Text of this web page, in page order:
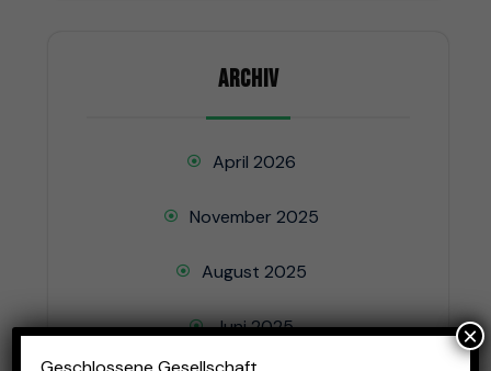
ARCHIV
April 2026
November 2025
August 2025
Juni 2025 ×